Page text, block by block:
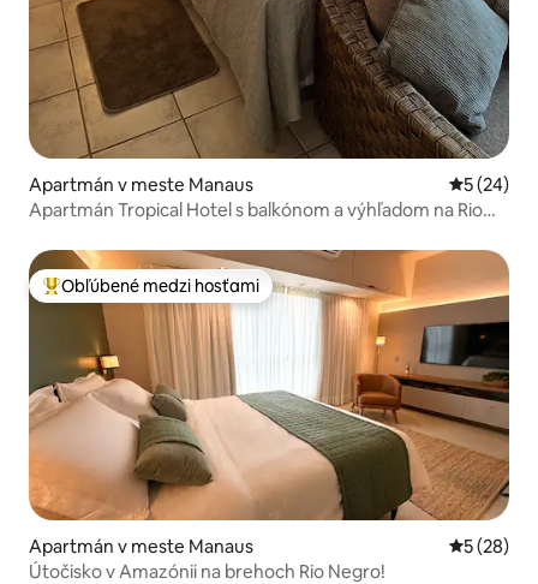
Apartmán v meste Manaus
5 (24)
Apartmán Tropical Hotel s balkónom a výhľadom na Rio
Najobľúbenejšie medzi hosťami
Obľúbené medzi hosťami
Apartmán v meste Manaus
5 (28)
Útočisko v Amazónii na brehoch Rio Negro!